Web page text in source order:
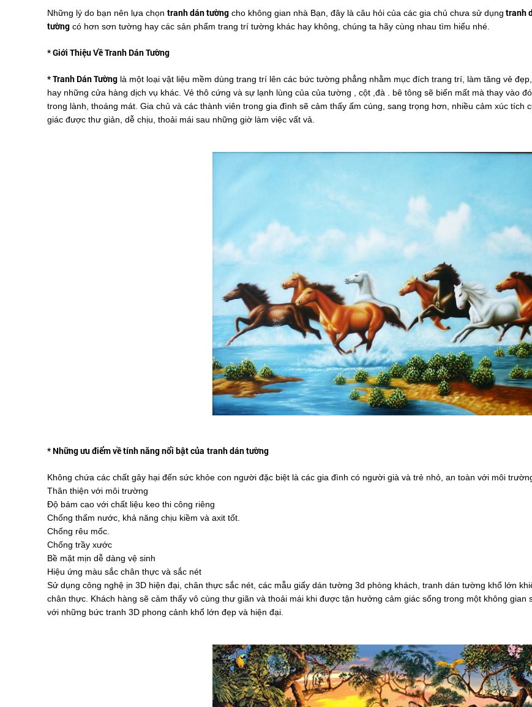
Những lý do bạn nên lựa chọn tranh dán tường cho không gian nhà Bạn, đây là câu hỏi của các gia chủ chưa sử dụng tranh
tường có hơn sơn tường hay các sản phẩm trang trí tường khác hay không, chúng ta hãy cùng nhau tìm hiểu nhé.
* Giới Thiệu Về Tranh Dán Tường
* Tranh Dán Tường là một loại vật liệu mềm dùng trang trí lên các bức tường phẳng nhằm mục đích trang trí, làm tăng vẻ
hay những cửa hàng dịch vụ khác. Vẻ thô cứng và sự lạnh lùng của của tường , cột ,đà . bê tông sẽ biến mất mà thay vào
trong lành, thoáng mát. Gia chủ và các thành viên trong gia đình sẽ cảm thấy ấm cúng, sang trọng hơn, nhiều cảm xúc tích
giác được thư giản, dễ chịu, thoải mái sau những giờ làm việc vất vả.
* Những ưu điểm về tính năng nổi bật của tranh dán tường
Không chứa các chất gây hại đến sức khỏe con người đặc biệt là các gia đình có người già và trẻ nhỏ, an toàn với môi
Thân thiện với môi trường
Độ bám cao với chất liệu keo thi công riêng
Chống thấm nước, khả năng chịu kiềm và axit tốt.
Chống rêu mốc.
Chống trầy xước
Bề mặt mịn dễ dàng vệ sinh
Hiệu ứng màu sắc chân thực và sắc nét
Sử dụng công nghệ ịn 3D hiện đại, chân thực sắc nét, các mẫu giấy dán tường 3d phòng khách, tranh dán tường khổ lớn
chân thực. Khách hàng sẽ cảm thấy vô cùng thư giãn và thoải mái khi được tận hưởng cảm giác sống trong một không
với những bức tranh 3D phong cảnh khổ lớn đẹp và hiện đại.